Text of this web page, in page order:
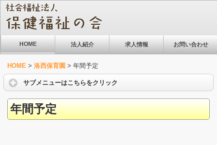
HOME 法人紹介 求人情報 お問い合わせ
HOME > 洛西保育園 > 年間予定
サブメニューはこちらをクリック
年間予定